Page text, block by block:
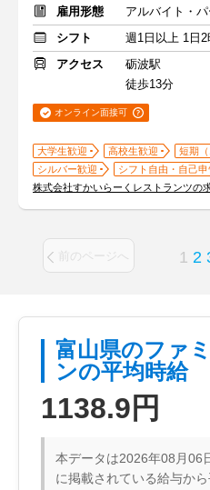
雇用形態
アルバイト・パ
シフト
週1日以上 1日
アクセス
砺波駅
徒歩13分
オンライン面接可
大学生歓迎 高校生歓迎
短期（
シルバー歓迎
シフト自由・自己申
株式会社すかいらーくレストランツの
前のページへ 1 2
富山県のファ
ンの平均時給
1138.9円
本データは2026年08月06
に掲載されている給与か